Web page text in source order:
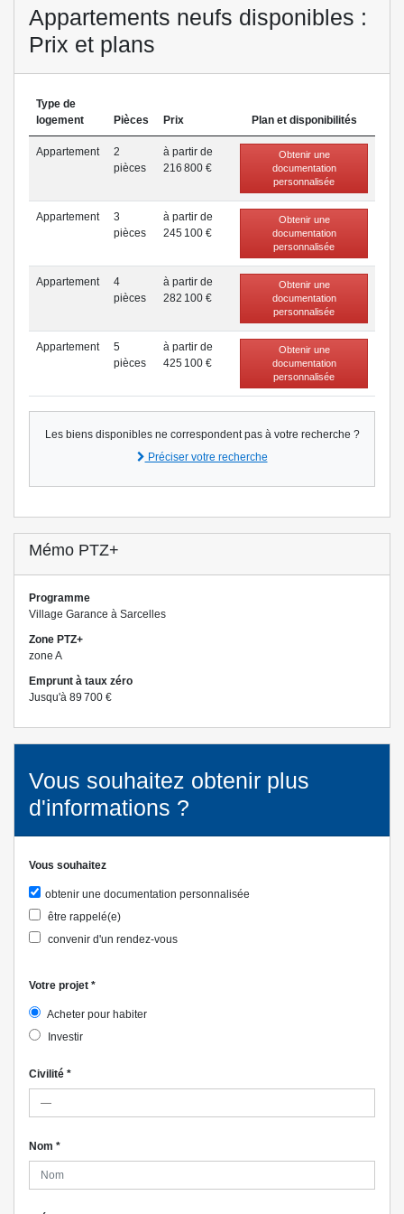
Appartements neufs disponibles :
Prix et plans
Type de
logement
Pièces Prix Plan et disponibilités
Appartement
2
pièces
à partir de
216 800 €
Obtenir une
documentation
personnalisée
Appartement
3
pièces
à partir de
245 100 €
Obtenir une
documentation
personnalisée
Appartement
4
pièces
à partir de
282 100 €
Obtenir une
documentation
personnalisée
Appartement
5
pièces
à partir de
425 100 €
Obtenir une
documentation
personnalisée
Les biens disponibles ne correspondent pas à votre recherche ?
Préciser votre recherche
Mémo PTZ+
Programme
Village Garance à Sarcelles
Zone PTZ+
zone A
Emprunt à taux zéro
Jusqu'à 89 700 €
Vous souhaitez obtenir plus
d'informations ?
Vous souhaitez
obtenir une documentation personnalisée
être rappelé(e)
convenir d'un rendez-vous
Votre projet *
Acheter pour habiter
Investir
Civilité *
Nom *